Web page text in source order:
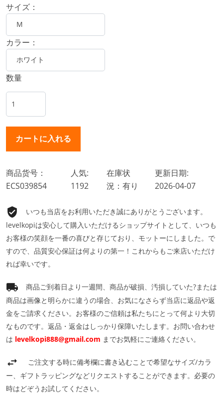
サイズ：
カラー：
数量
商品货号：
ECS039854
人気:
1192
在庫状
況：有り
更新日期:
2026-04-07
いつも当店をお利用いただき誠にありがとうございます。
levelkopiは安心して購入いただけるショップサイトとして、いつも
お客様の笑顔を一番の喜びと存じており、モットーにしました。で
すので、品質安心保証は何よりの第一！これからもご来店いただけ
れば幸いです。
商品ご到着日より一週間、商品が破損、汚損していた?または
商品は画像と明らかに違うの場合、お気になさらず当店に返品や返
金をご請求ください。お客様のご信頼は私たちにとって何より大切
なものです。返品・返金はしっかり保障いたします。お問い合わせ
は levelkopi888@gmail.com までお気軽にご連絡ください。
ご注文する時に備考欄に書き込むことで希望なサイズ/カラ
ー、ギフトラッピングなどリクエストすることができます。必要の
時はどぞうお試してください。